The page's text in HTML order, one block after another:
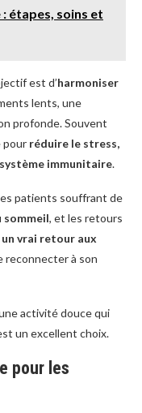
étapes, soins et
est d’harmoniser
lents, une
profonde. Souvent
pour réduire le stress,
immunitaire.
patients souffrant de
sommeil, et les retours
un vrai retour aux
reconnecter à son
activité douce qui
un excellent choix.
pour les